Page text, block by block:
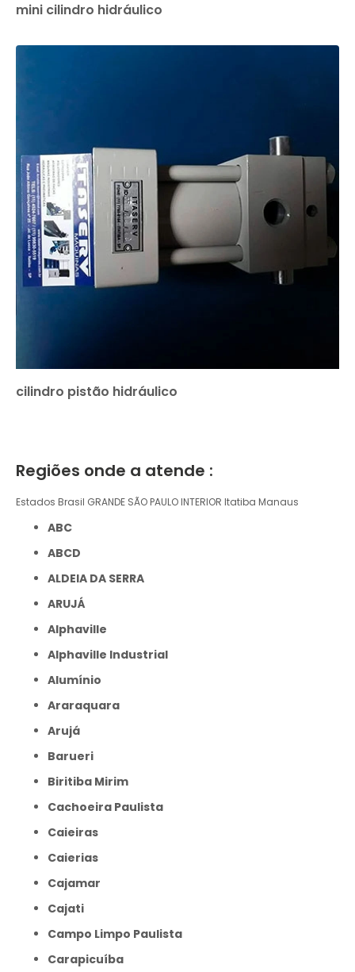
mini cilindro hidráulico
cilindro pistão hidráulico
Regiões onde a atende :
Estados Brasil GRANDE SÃO PAULO INTERIOR Itatiba Manaus
ABC
ABCD
ALDEIA DA SERRA
ARUJÁ
Alphaville
Alphaville Industrial
Alumínio
Araraquara
Arujá
Barueri
Biritiba Mirim
Cachoeira Paulista
Caieiras
Caierias
Cajamar
Cajati
Campo Limpo Paulista
Carapicuíba